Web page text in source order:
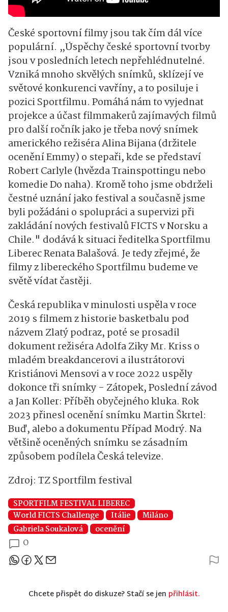
České sportovní filmy jsou tak čím dál více
populární. „Úspěchy české sportovní tvorby
jsou v posledních letech nepřehlédnutelné.
Vzniká mnoho skvělých snímků, sklízejí ve
světové konkurenci vavříny, a to posiluje i
pozici Sportfilmu. Pomáhá nám to vyjednat
projekce a účast filmmakerů zajímavých filmů
pro další ročník jako je třeba nový snímek
amerického režiséra Alina Bijana (držitele
ocenění Emmy) o stepaři, kde se představí
Robert Carlyle (hvězda Trainspottingu nebo
komedie Do naha). Kromě toho jsme obdrželi
čestné uznání jako festival a současně jsme
byli požádáni o spolupráci a supervizi při
zakládání nových festivalů FICTS v Norsku a
Chile." dodává k situaci ředitelka Sportfilmu
Liberec Renata Balašová. Je tedy zřejmé, že
filmy z libereckého Sportfilmu budeme ve
světě vídat častěji.
Česká republika v minulosti uspěla v roce
2019 s filmem z historie basketbalu pod
názvem Zlatý podraz, poté se prosadil
dokument režiséra Adolfa Ziky Mr. Kriss o
mladém breakdancerovi a ilustrátorovi
Kristiánovi Mensovi a v roce 2022 uspěly
dokonce tři snímky - Zátopek, Poslední závod
a Jan Koller: Příběh obyčejného kluka. Rok
2023 přinesl ocenění snímku Martin Škrtel:
Buď, alebo a dokumentu Případ Modrý. Na
většině oceněných snímku se zásadním
způsobem podílela Česká televize.
Zdroj: TZ Sportfilm festival
SPORTFILM FESTIVAL LIBEREC
World FICTS Challenge
Itálie
Miláno
Gabriela Soukalová
ocenění
0
Sdílejte článek
Chcete přispět do diskuze? Stačí se jen přihlásit.